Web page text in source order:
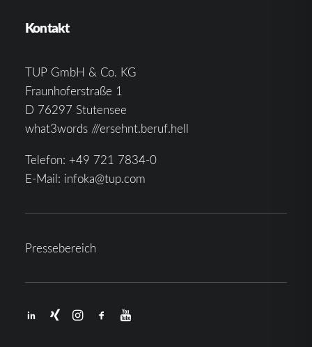
Kontakt
TUP GmbH & Co. KG
Fraunhoferstraße 1
D 76297 Stutensee
what3words ///ersehnt.beruf.hell
Telefon: +49 721 7834-0
E-Mail: infoka@tup.com
Pressebereich